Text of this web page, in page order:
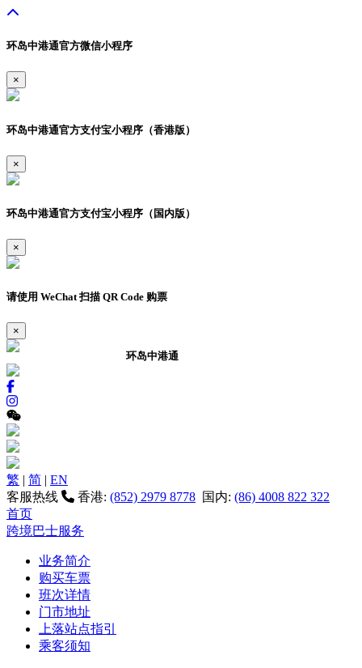
环岛中港通官方微信小程序
×
环岛中港通官方支付宝小程序（香港版）
×
环岛中港通官方支付宝小程序（国内版）
×
请使用 WeChat 扫描 QR Code 购票
×
环岛中港通
繁 | 简 | EN
客服热线
香港: (852) 2979 8778 国内: (86) 4008 822 322
首页
跨境巴士服务
业务简介
购买车票
班次详情
门市地址
上落站点指引
乘客须知